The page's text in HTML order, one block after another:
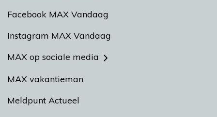
Facebook MAX Vandaag
Instagram MAX Vandaag
MAX op sociale media
MAX vakantieman
Meldpunt Actueel